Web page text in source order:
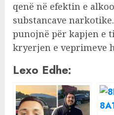
qenë në efektin e
substancave
punojnë për kapjen e
kryerjen e veprimeve
Lexo Edhe: